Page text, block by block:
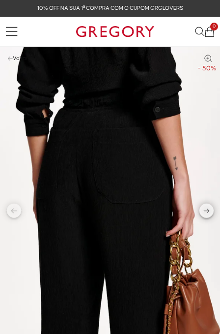
COM O CUPOM GRGLOVERS FRETE GRÁTIS
0
- 50%
Voltar